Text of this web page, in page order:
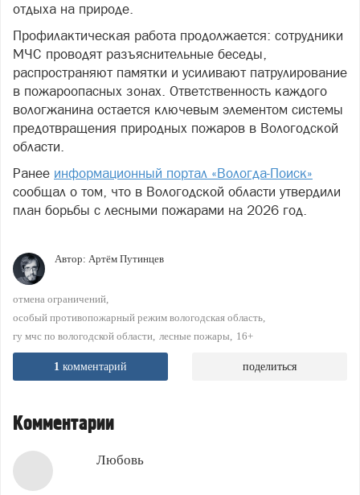
отдыха на природе.
Профилактическая работа продолжается: сотрудники
МЧС проводят разъяснительные беседы,
распространяют памятки и усиливают патрулирование
в пожароопасных зонах. Ответственность каждого
вологжанина остается ключевым элементом системы
предотвращения природных пожаров в Вологодской
области.
Ранее информационный портал «Вологда-Поиск»
сообщал о том, что в Вологодской области утвердили
план борьбы с лесными пожарами на 2026 год.
Автор: Артём Путинцев
отмена ограничений
особый противопожарный режим вологодская область
гу мчс по вологодской области лесные пожары 16+
1 комментарий поделиться
Комментарии
Любовь